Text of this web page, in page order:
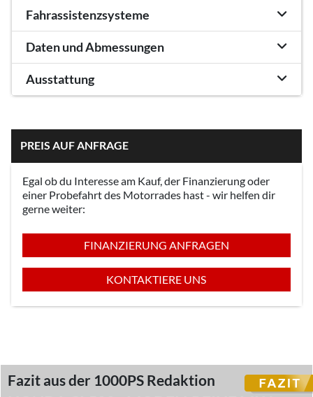
Fahrassistenzsysteme
Daten und Abmessungen
Ausstattung
PREIS AUF ANFRAGE
Egal ob du Interesse am Kauf, der Finanzierung oder
einer Probefahrt des Motorrades hast - wir helfen dir
gerne weiter:
FINANZIERUNG ANFRAGEN
KONTAKTIERE UNS
Fazit aus der 1000PS Redaktion